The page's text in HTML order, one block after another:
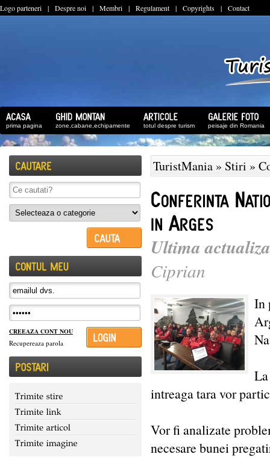
Logo parteneri | Despre noi | Membri | Regulament | Copyrights | Contact
prima pagina zone,cabane,echipamente totul despre turism peisaje din Romania
CREEAZA CONT NOU
Recupereaza parola
TuristMania » Stiri »
Ultima
Ciprian
In
intreaga tara vor
Vor fi analizate
necesare bunei